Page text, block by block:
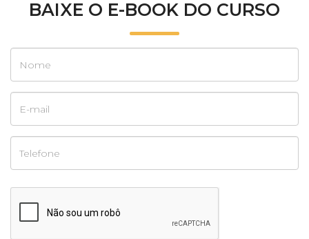
BAIXE O E-BOOK DO CURSO